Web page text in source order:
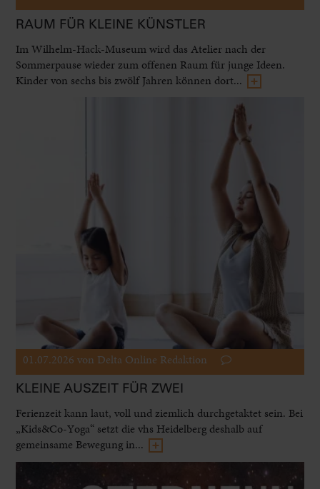
RAUM FÜR KLEINE KÜNSTLER
Im Wilhelm-Hack-Museum wird das Atelier nach der
Sommerpause wieder zum offenen Raum für junge Ideen.
Kinder von sechs bis zwölf Jahren können dort...
01.07.2026 von Delta Online Redaktion
KLEINE AUSZEIT FÜR ZWEI
Ferienzeit kann laut, voll und ziemlich durchgetaktet sein. Bei
„Kids&Co-Yoga“ setzt die vhs Heidelberg deshalb auf
gemeinsame Bewegung in...